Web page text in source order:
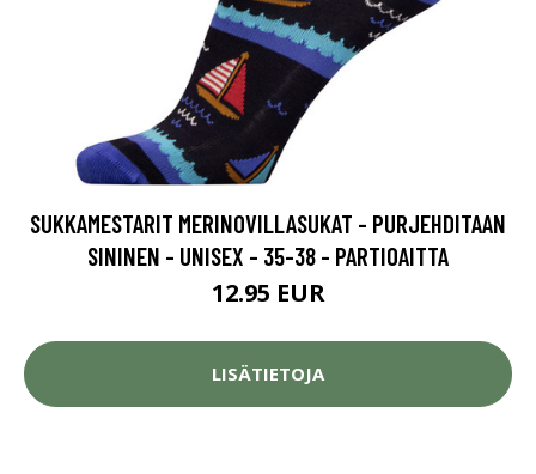
SUKKAMESTARIT MERINOVILLASUKAT - PURJEHDITAAN
SININEN - UNISEX - 35-38 - PARTIOAITTA
12.95 EUR
LISÄTIETOJA